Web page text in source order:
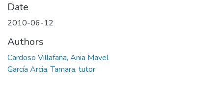
Date
2010-06-12
Authors
Cardoso Villafaña, Ania Mavel
García Arcia, Tamara, tutor